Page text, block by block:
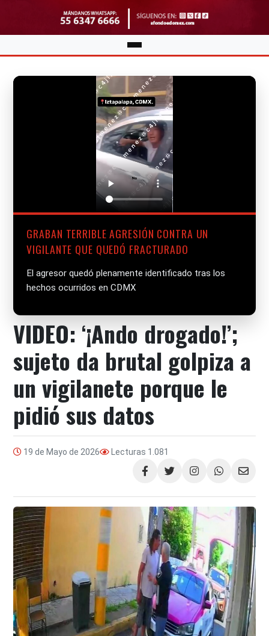
GRABAN TERRIBLE AGRESIÓN CONTRA UN
VIGILANTE QUE QUEDÓ FRACTURADO
El agresor quedó plenamente identificado tras los
hechos ocurridos en CDMX
VIDEO: ‘¡Ando drogado!’;
sujeto da brutal golpiza a
un vigilanete porque le
pidió sus datos
19 de Mayo de 2026 Lecturas 1.081
Compartir